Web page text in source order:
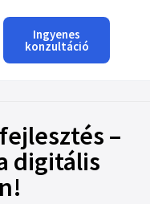
Ingyenes
konzultáció
–
digitális